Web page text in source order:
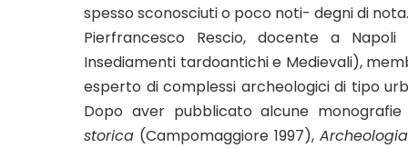
spesso sconosciuti o poco noti- degni di nota.
Pierfrancesco Rescio, docente a
Insediamenti tardoantichi e Medievali),
esperto di complessi archeologici di tipo
Dopo aver pubblicato alcune
storica (Campomaggiore 1997),